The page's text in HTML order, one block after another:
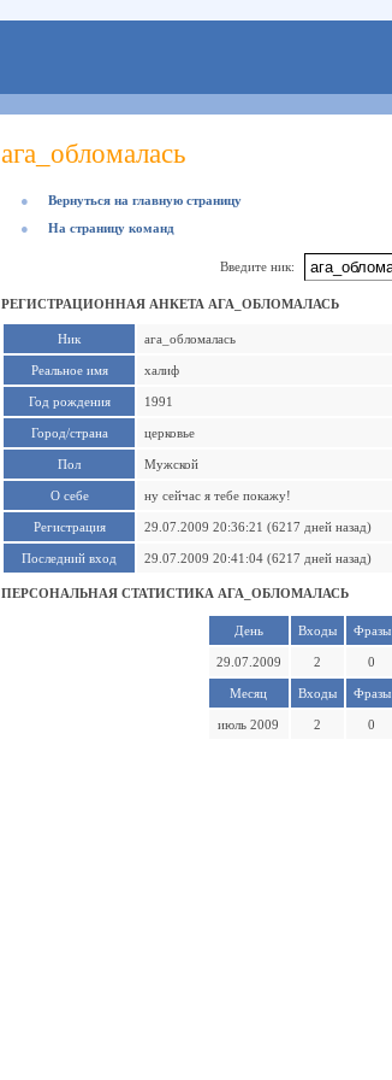
ага_обломалась
●
Вернуться на главную страницу
●
На страницу команд
Введите ник:
РЕГИСТРАЦИОННАЯ АНКЕТА АГА_ОБЛОМАЛАСЬ
Ник ага_обломалась
Реальное имя халиф
Год рождения 1991
Город/страна церковье
Пол Мужской
О себе ну сейчас я тебе покажу!
Регистрация 29.07.2009 20:36:21 (6217 дней назад)
Последний вход 29.07.2009 20:41:04 (6217 дней назад)
ПЕРСОНАЛЬНАЯ СТАТИСТИКА АГА_ОБЛОМАЛАСЬ
День Входы Фразы
29.07.2009 2 0
Месяц Входы Фразы
июль 2009 2 0